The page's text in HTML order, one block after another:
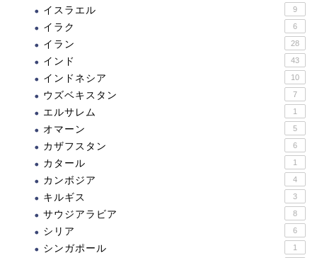
イスラエル 9
イラク 6
イラン 28
インド 43
インドネシア 10
ウズベキスタン 7
エルサレム 1
オマーン 5
カザフスタン 6
カタール 1
カンボジア 4
キルギス 3
サウジアラビア 8
シリア 6
シンガポール 1